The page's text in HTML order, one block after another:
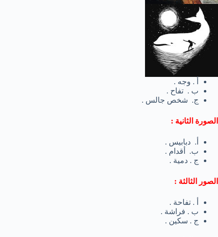
أ . وجه .
ب . تفاح .
ج. شخص جالس .
الصورة الثانية :
أ. دبابيس .
ب. أقدام .
ج . دمية .
الصور الثالثة :
أ . تفاحة .
ب . فراشة .
ج . سكين .